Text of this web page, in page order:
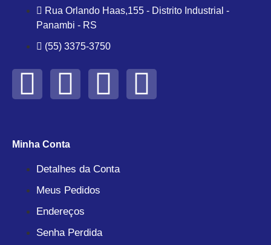
Rua Orlando Haas,155 - Distrito Industrial -
Panambi - RS
(55) 3375-3750
Minha Conta
Detalhes da Conta
Meus Pedidos
Endereços
Senha Perdida